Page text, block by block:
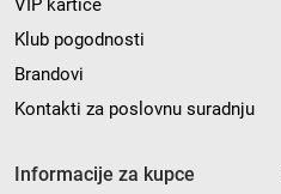
VIP kartice
Klub pogodnosti
Brandovi
Kontakti za poslovnu suradnju
Informacije za kupce